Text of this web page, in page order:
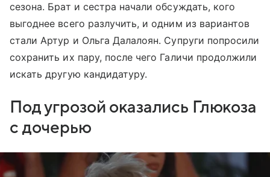
сезона. Брат и сестра начали обсуждать, кого
выгоднее всего разлучить, и одним из вариантов
стали Артур и Ольга Далалоян. Супруги попросили
сохранить их пару, после чего Галичи продолжили
искать другую кандидатуру.
Под угрозой оказались Глюкоза
с дочерью